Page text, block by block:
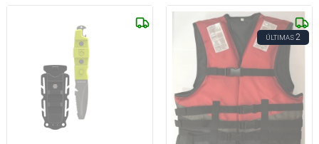
ÚLTIMAS2